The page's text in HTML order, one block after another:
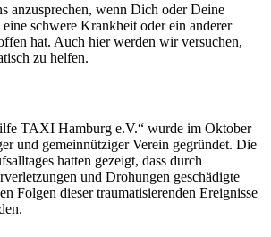
anzusprechen, wenn Dich oder Deine
schwere Krankheit oder ein anderer
hat. Auch hier werden wir versuchen,
zu helfen.
TAXI Hamburg e.V.“ wurde im Oktober
und gemeinnütziger Verein gegründet. Die
hatten gezeigt, dass durch
und Drohungen geschädigte
Folgen dieser traumatisierenden Ereignisse